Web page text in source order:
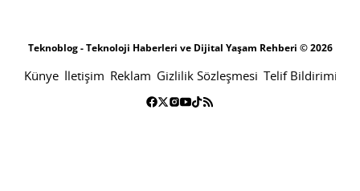
senaryoya hazırlıklıyız” açıklaması
SABRI KÜSTÜR 14 MAYIS 2022 16:00 PAYLAŞ: